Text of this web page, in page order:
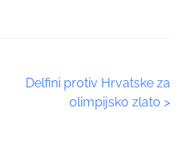
Delfini protiv Hrvatske za
olimpijsko zlato >